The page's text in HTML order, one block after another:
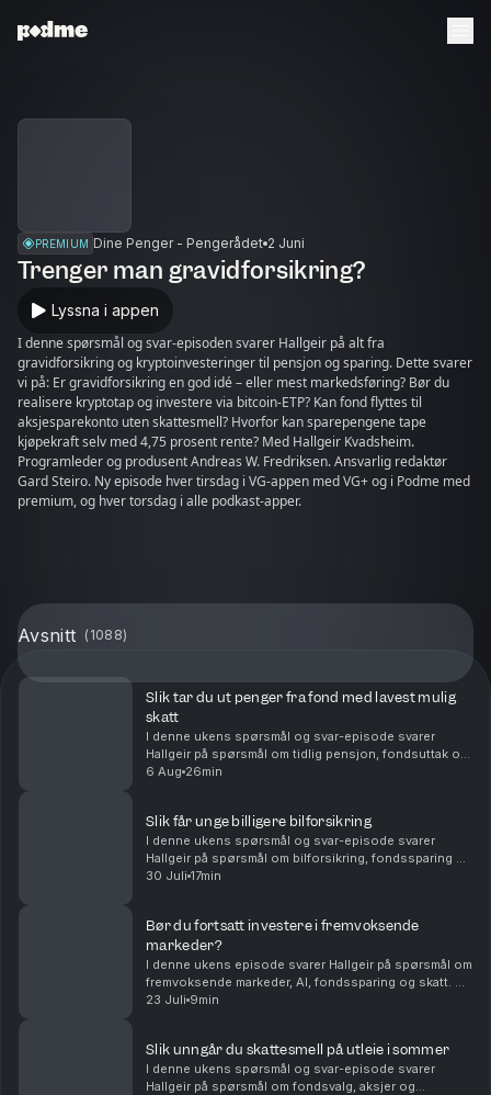
PREMIUM Dine Penger - Pengerådet 2 Juni
Trenger man gravidforsikring?
Lyssna i appen
I denne spørsmål og svar-episoden svarer Hallgeir på alt fra
gravidforsikring og kryptoinvesteringer til pensjon og sparing. Dette svarer
vi på: Er gravidforsikring en god idé – eller mest markedsføring? Bør du
realisere kryptotap og investere via bitcoin-ETP? Kan fond flyttes til
aksjesparekonto uten skattesmell? Hvorfor kan sparepengene tape
kjøpekraft selv med 4,75 prosent rente? Med Hallgeir Kvadsheim.
Programleder og produsent Andreas W. Fredriksen. Ansvarlig redaktør
Gard Steiro. Ny episode hver tirsdag i VG-appen med VG+ og i Podme med
premium, og hver torsdag i alle podkast-apper.
Avsnitt ( 1088)
Slik tar du ut penger fra fond med lavest mulig
skatt
I denne ukens spørsmål og svar-episode svarer
Hallgeir på spørsmål om tidlig pensjon, fondsuttak og
langsiktig sparing. Du får blant annet høre om: Hvor
6 Aug 26min
Slik får unge billigere bilforsikring
I denne ukens spørsmål og svar-episode svarer
Hallgeir på spørsmål om bilforsikring, fondssparing og
familieøkonomi. Du får blant annet høre om: Hvordan
30 Juli 17min
Bør du fortsatt investere i fremvoksende
markeder?
I denne ukens episode svarer Hallgeir på spørsmål om
fremvoksende markeder, AI, fondssparing og skatt. Du
får blant annet høre om: • Hvorfor fremvoksende
23 Juli 9min
Slik unngår du skattesmell på utleie i sommer
I denne ukens spørsmål og svar-episode svarer
Hallgeir på spørsmål om fondsvalg, aksjer og